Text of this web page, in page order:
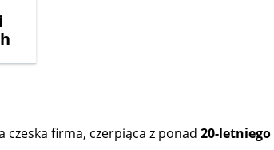
czeska firma, czerpiąca z ponad 20-letniego